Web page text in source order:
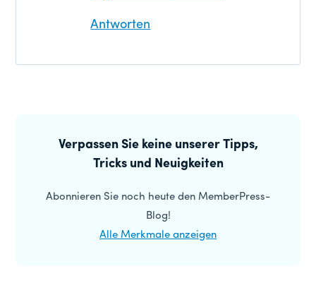
Antworten
Seitenleiste
Verpassen Sie keine unserer Tipps,
Tricks und Neuigkeiten
Abonnieren Sie noch heute den MemberPress-
Blog!
Alle Merkmale anzeigen